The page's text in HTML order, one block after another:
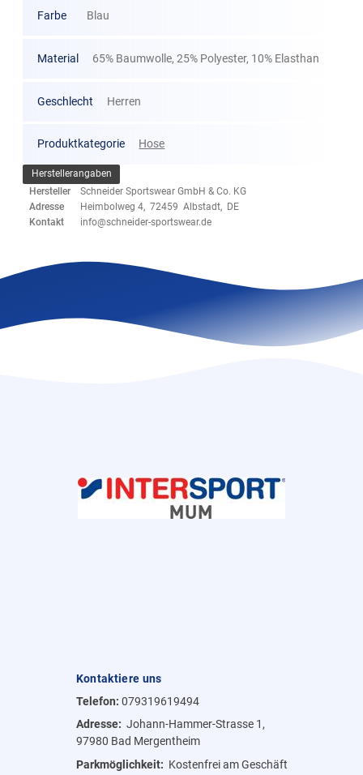
Farbe Blau
Material 65% Baumwolle, 25% Polyester, 10% Elasthan
Geschlecht Herren
Produktkategorie Hose
Herstellerangaben
Hersteller
Schneider Sportswear GmbH & Co. KG
Adresse
Heimbolweg 4, 72459 Albstadt, DE
Kontakt
info@schneider-sportswear.de
Kontaktiere uns
Telefon: 079319619494
Adresse: Johann-Hammer-Strasse 1,
97980 Bad Mergentheim
Parkmöglichkeit: Kostenfrei am Geschäft